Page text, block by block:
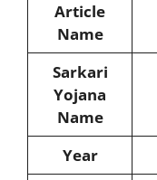
Article
Name
Sarkari
Yojana
Name
Year